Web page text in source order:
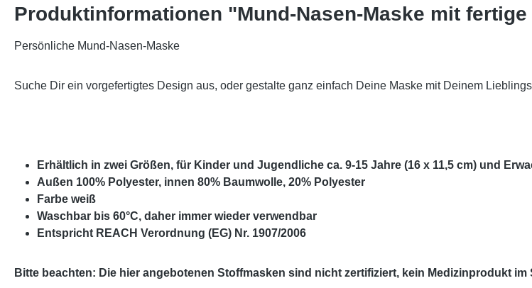
Produktinformationen "Mund-Nasen-Maske mit
Persönliche Mund-Nasen-Maske
Suche Dir ein vorgefertigtes Design aus, oder gestalte ganz einfach Deine Maske mit Deinem
Erhältlich in zwei Größen, für Kinder und Jugendliche ca. 9-15 Jahre (16 x 11,5 cm) und
Außen 100% Polyester, innen 80% Baumwolle, 20% Polyester
Farbe weiß
Waschbar bis 60°C, daher immer wieder verwendbar
Entspricht REACH Verordnung (EG) Nr. 1907/2006
Bitte beachten: Die hier angebotenen Stoffmasken sind nicht zertifiziert, kein Medizinprodukt